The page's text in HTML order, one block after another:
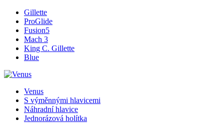
Gillette
ProGlide
Fusion5
Mach 3
King C. Gillette
Blue
Venus
S výměnnými hlavicemi
Náhradní hlavice
Jednorázová holítka